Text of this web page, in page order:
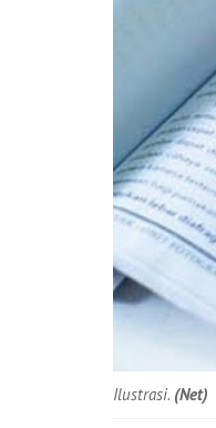
Ilustrasi. (Net)